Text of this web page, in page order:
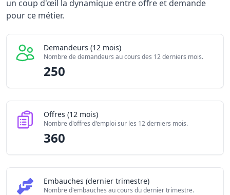
Offres publiées (12 mois)
Indice de tension globale
un coup d'œil la dynamique entre offre et demande
pour ce métier.
Demandeurs (12 mois)
Nombre de demandeurs au cours des 12 derniers mois.
250
Offres (12 mois)
Nombre d'offres d'emploi sur les 12 derniers mois.
360
Embauches (dernier trimestre)
Nombre d'embauches au cours du dernier trimestre.